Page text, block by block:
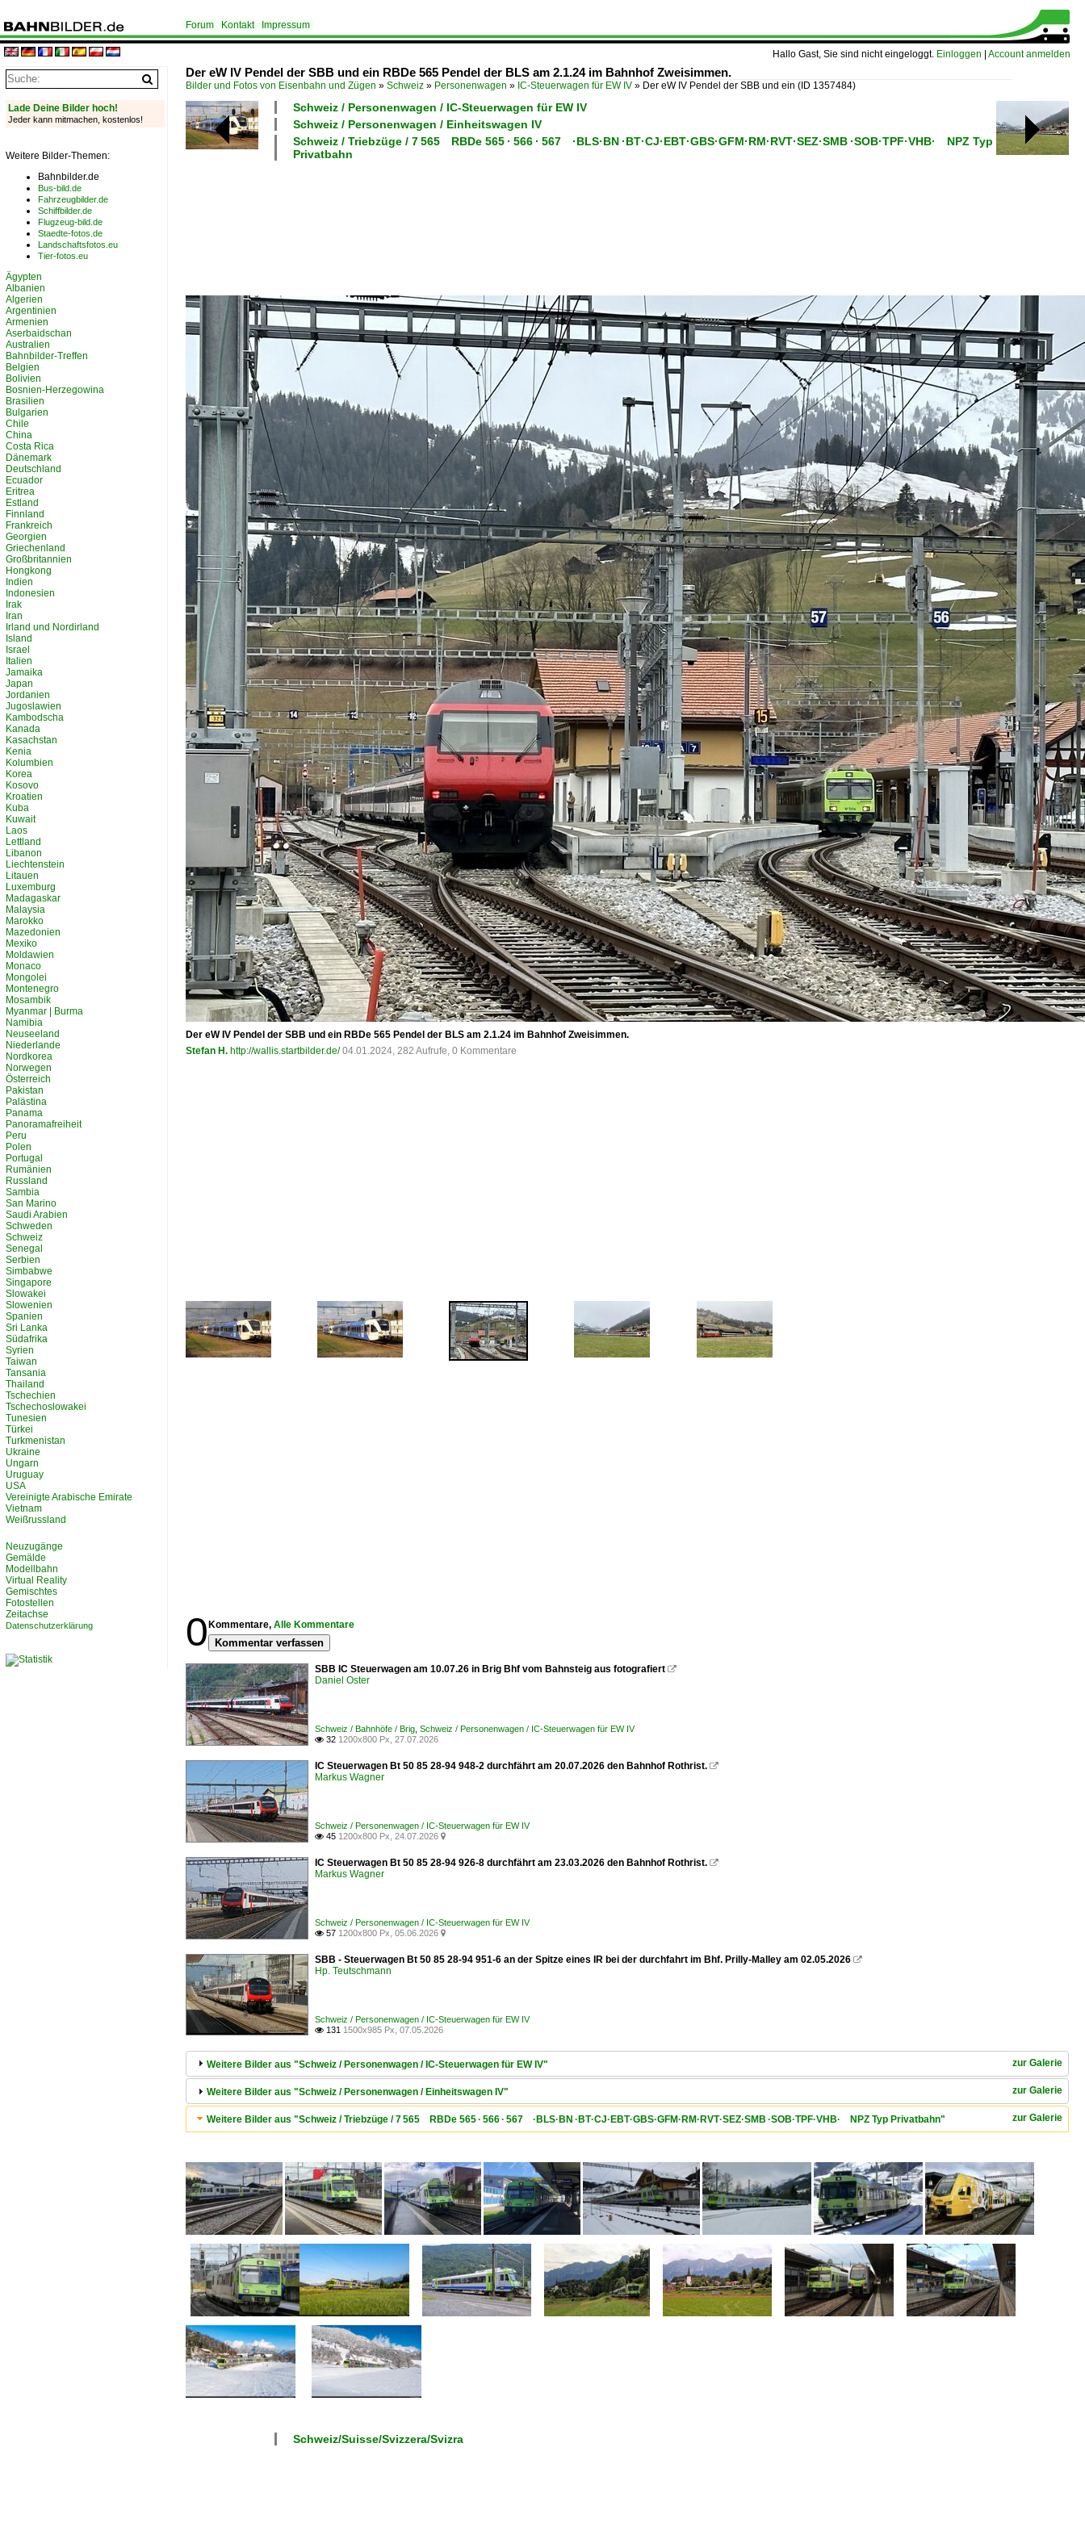
Hallo Gast, Sie sind nicht eingeloggt. Einloggen Account anmelden
Forum Kontakt Impressum
Der eW IV Pendel der SBB und ein RBDe 565 Pendel der BLS am 2.1.24 im Bahnhof Zweisimmen.
Bilder und Fotos von Eisenbahn und Zügen » Schweiz » Personenwagen » IC-Steuerwagen für EW IV » Der eW IV Pendel der SBB und ein (ID 1357484)
Schweiz / Personenwagen / IC-Steuerwagen für EW IV
Schweiz / Personenwagen / Einheitswagen IV
Schweiz / Triebzüge / 7 565 RBDe 565 · 566 · 567 ·BLS·BN ·BT·CJ·EBT·GBS·GFM·RM·RVT·SEZ·SMB ·SOB·TPF·VHB· NPZ Typ
Privatbahn
Der eW IV Pendel der SBB und ein RBDe 565 Pendel der BLS am 2.1.24 im Bahnhof Zweisimmen.
Stefan H. http://wallis.startbilder.de/ 04.01.2024, 282 Aufrufe, 0 Kommentare
0 Kommentare, Alle Kommentare
Kommentar verfassen
SBB IC Steuerwagen am 10.07.26 in Brig Bhf vom Bahnsteig aus fotografiert 
Daniel Oster
Schweiz / Bahnhöfe / Brig Schweiz / Personenwagen / IC-Steuerwagen für EW IV
 32 1200x800 Px, 27.07.2026
IC Steuerwagen Bt 50 85 28-94 948-2 durchfährt am 20.07.2026 den Bahnhof Rothrist. 
Markus Wagner
Schweiz / Personenwagen / IC-Steuerwagen für EW IV
 45 1200x800 Px, 24.07.2026 
IC Steuerwagen Bt 50 85 28-94 926-8 durchfährt am 23.03.2026 den Bahnhof Rothrist. 
Markus Wagner
Schweiz / Personenwagen / IC-Steuerwagen für EW IV
 57 1200x800 Px, 05.06.2026 
SBB - Steuerwagen Bt 50 85 28-94 951-6 an der Spitze eines IR bei der durchfahrt im Bhf. Prilly-Malley am 02.05.2026 
Hp. Teutschmann
Schweiz / Personenwagen / IC-Steuerwagen für EW IV
 131 1500x985 Px, 07.05.2026
zur Galerie
Weitere Bilder aus "Schweiz / Personenwagen / IC-Steuerwagen für EW IV"
zur Galerie
Weitere Bilder aus "Schweiz / Personenwagen / Einheitswagen IV"
zur Galerie
Weitere Bilder aus "Schweiz / Triebzüge / 7 565 RBDe 565 · 566 · 567 ·BLS·BN ·BT·CJ·EBT·GBS·GFM·RM·RVT·SEZ·SMB ·SOB·TPF·VHB· NPZ Typ Privatbahn"
Schweiz/Suisse/Svizzera/Svizra
Lade Deine Bilder hoch!
Jeder kann mitmachen, kostenlos!
Weitere Bilder-Themen:
Bahnbilder.de
Bus-bild.de
Fahrzeugbilder.de
Schiffbilder.de
Flugzeug-bild.de
Staedte-fotos.de
Landschaftsfotos.eu
Tier-fotos.eu
Ägypten
Albanien
Algerien
Argentinien
Armenien
Aserbaidschan
Australien
Bahnbilder-Treffen
Belgien
Bolivien
Bosnien-Herzegowina
Brasilien
Bulgarien
Chile
China
Costa Rica
Dänemark
Deutschland
Ecuador
Eritrea
Estland
Finnland
Frankreich
Georgien
Griechenland
Großbritannien
Hongkong
Indien
Indonesien
Irak
Iran
Irland und Nordirland
Island
Israel
Italien
Jamaika
Japan
Jordanien
Jugoslawien
Kambodscha
Kanada
Kasachstan
Kenia
Kolumbien
Korea
Kosovo
Kroatien
Kuba
Kuwait
Laos
Lettland
Libanon
Liechtenstein
Litauen
Luxemburg
Madagaskar
Malaysia
Marokko
Mazedonien
Mexiko
Moldawien
Monaco
Mongolei
Montenegro
Mosambik
Myanmar | Burma
Namibia
Neuseeland
Niederlande
Nordkorea
Norwegen
Österreich
Pakistan
Palästina
Panama
Panoramafreiheit
Peru
Polen
Portugal
Rumänien
Russland
Sambia
San Marino
Saudi Arabien
Schweden
Schweiz
Senegal
Serbien
Simbabwe
Singapore
Slowakei
Slowenien
Spanien
Sri Lanka
Südafrika
Syrien
Taiwan
Tansania
Thailand
Tschechien
Tschechoslowakei
Tunesien
Türkei
Turkmenistan
Ukraine
Ungarn
Uruguay
USA
Vereinigte Arabische Emirate
Vietnam
Weißrussland
Neuzugänge
Gemälde
Modellbahn
Virtual Reality
Gemischtes
Fotostellen
Zeitachse
Datenschutzerklärung